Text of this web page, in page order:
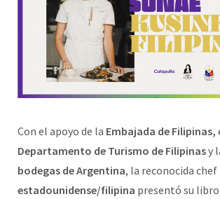
Con el apoyo de la Embajada de Filipinas,
Departamento de Turismo de Filipinasy
bodegas de Argentina, la reconocida chef
estadounidense/filipina presentó su libro